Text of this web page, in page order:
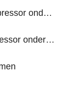
Schroefcompressor onderdelen
Zuigercompressor onderdelen